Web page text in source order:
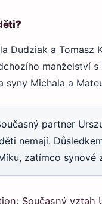
Dudziak a Tomasz
manželství
syny Michala a
partner
nemají.
zatímco synové
Současný vztah